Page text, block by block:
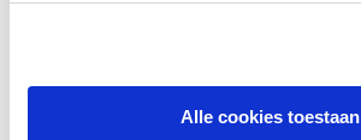
Alle cookies toestaan